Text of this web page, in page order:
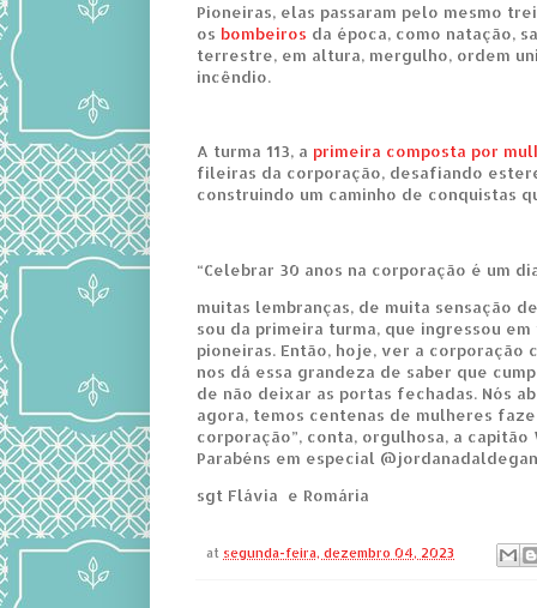
Pioneiras, elas passaram pelo mesmo
os bombeiros da época, como natação,
terrestre, em altura, mergulho, ordem
incêndio.
A turma 113, a primeira composta por
fileiras da corporação, desafiando
construindo um caminho de conquistas
“Celebrar 30 anos na corporação é um
muitas lembranças, de muita sensação
sou da primeira turma, que ingressou em
pioneiras. Então, hoje, ver a corporação
nos dá essa grandeza de saber que
de não deixar as portas fechadas. Nós
agora, temos centenas de mulheres
corporação”, conta, orgulhosa, a capitão
Parabéns em especial
sgt Flávia e Romária
at segunda-feira, dezembro 04, 2023